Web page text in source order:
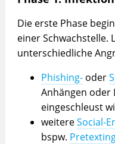
Die erste Phase
einer Schwachstelle.
unterschiedliche
Phishing-oder
Anhängen oder
eingeschleust
weitereSocial-
bspw.